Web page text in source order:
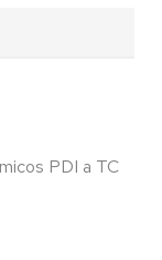
PDI a TC